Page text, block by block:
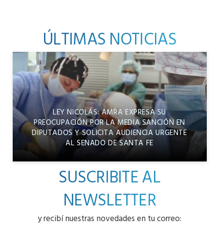
ÚLTIMAS NOTICIAS
LEY NICOLÁS: AMRA EXPRESA SU
PREOCUPACIÓN POR LA MEDIA SANCIÓN EN
DIPUTADOS Y SOLICITA AUDIENCIA URGENTE
AL SENADO DE SANTA FE
SUSCRIBITE AL
NEWSLETTER
y recibí nuestras novedades en tu correo: